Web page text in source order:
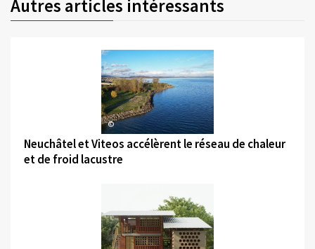
Autres articles intéressants
©
Neuchâtel et Viteos accélèrent le réseau de chaleur
et de froid lacustre